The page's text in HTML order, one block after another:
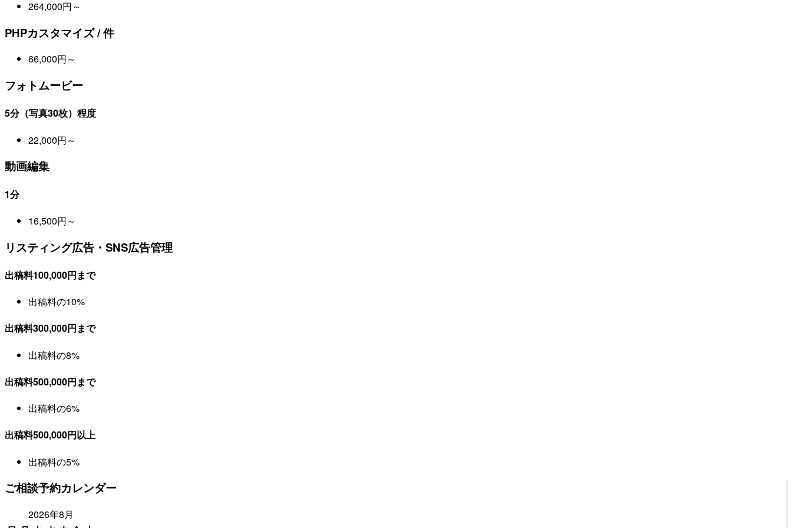
264,000円～
PHPカスタマイズ / 件
66,000円～
フォトムービー
5分（写真30枚）程度
22,000円～
動画編集
1分
16,500円～
リスティング広告・SNS広告管理
出稿料100,000円まで
出稿料の10%
出稿料300,000円まで
出稿料の8%
出稿料500,000円まで
出稿料の6%
出稿料500,000円以上
出稿料の5%
ご相談予約カレンダー
2026年8月